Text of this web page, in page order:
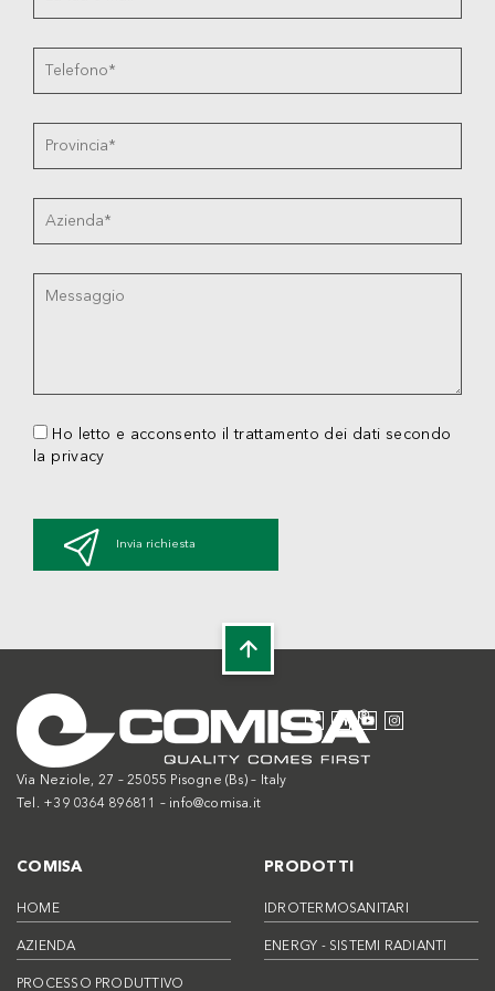
Ho letto e acconsento il trattamento dei dati secondo
la privacy
Invia richiesta
Via Neziole, 27 – 25055 Pisogne (Bs) – Italy
Tel. +39 0364 896811 – info@comisa.it
COMISA
HOME
AZIENDA
PROCESSO PRODUTTIVO
PRODOTTI
IDROTERMOSANITARI
ENERGY - SISTEMI RADIANTI